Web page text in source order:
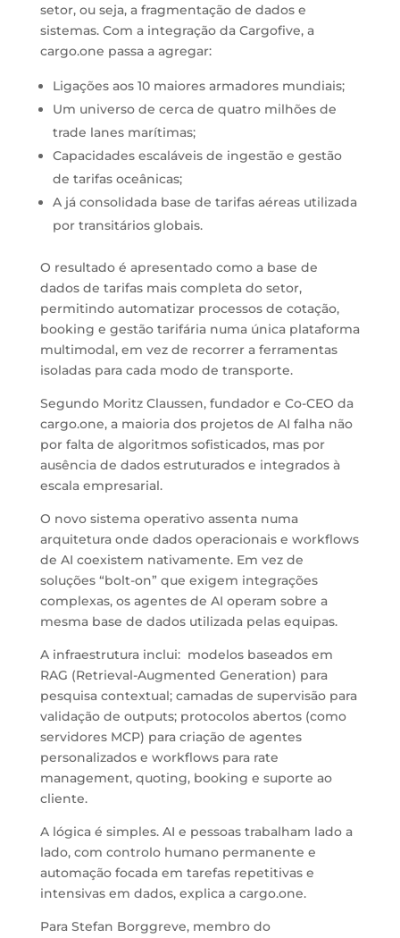
setor, ou seja, a fragmentação de dados e
sistemas. Com a integração da Cargofive, a
cargo.one passa a agregar:
Ligações aos 10 maiores armadores mundiais;
Um universo de cerca de quatro milhões de
trade lanes marítimas;
Capacidades escaláveis de ingestão e gestão
de tarifas oceânicas;
A já consolidada base de tarifas aéreas utilizada
por transitários globais.
O resultado é apresentado como a base de
dados de tarifas mais completa do setor,
permitindo automatizar processos de cotação,
booking e gestão tarifária numa única plataforma
multimodal, em vez de recorrer a ferramentas
isoladas para cada modo de transporte.
Segundo Moritz Claussen, fundador e Co-CEO da
cargo.one, a maioria dos projetos de AI falha não
por falta de algoritmos sofisticados, mas por
ausência de dados estruturados e integrados à
escala empresarial.
O novo sistema operativo assenta numa
arquitetura onde dados operacionais e workflows
de AI coexistem nativamente. Em vez de
soluções “bolt-on” que exigem integrações
complexas, os agentes de AI operam sobre a
mesma base de dados utilizada pelas equipas.
A infraestrutura inclui: modelos baseados em
RAG (Retrieval-Augmented Generation) para
pesquisa contextual; camadas de supervisão para
validação de outputs; protocolos abertos (como
servidores MCP) para criação de agentes
personalizados e workflows para rate
management, quoting, booking e suporte ao
cliente.
A lógica é simples. AI e pessoas trabalham lado a
lado, com controlo humano permanente e
automação focada em tarefas repetitivas e
intensivas em dados, explica a cargo.one.
Para Stefan Borggreve, membro do